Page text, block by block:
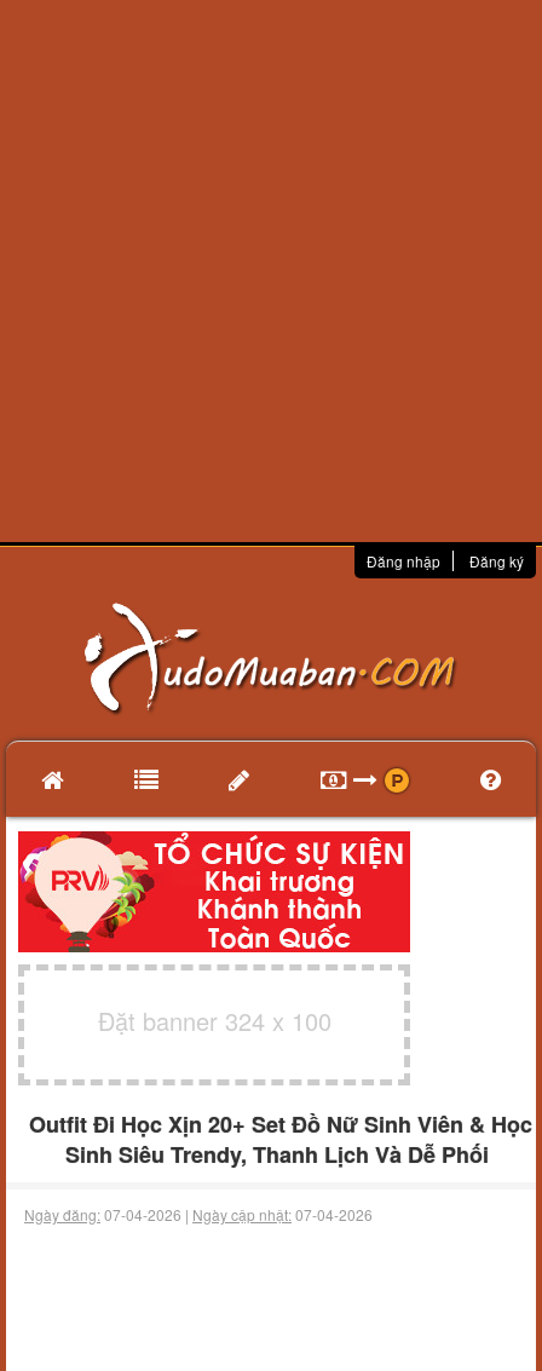
Đăng nhập Đăng ký
Đặt banner 324 x 100
Outfit Đi Học Xịn 20+ Set Đồ Nữ Sinh Viên & Học
Sinh Siêu Trendy, Thanh Lịch Và Dễ Phối
Ngày đăng:07-04-2026 | Ngày cập nhật:07-04-2026